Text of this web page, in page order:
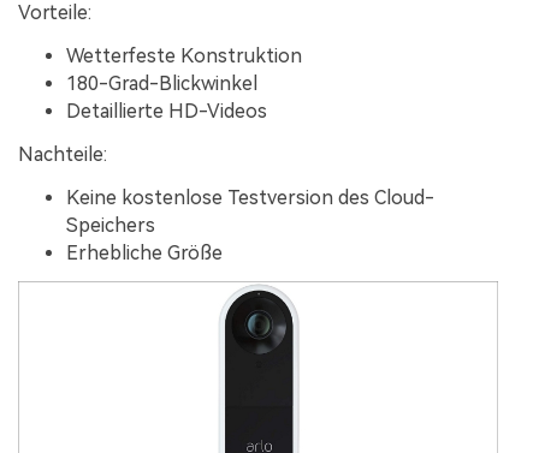
Vorteile:
Wetterfeste Konstruktion
180-Grad-Blickwinkel
Detaillierte HD-Videos
Nachteile:
Keine kostenlose Testversion des Cloud-
Speichers
Erhebliche Größe